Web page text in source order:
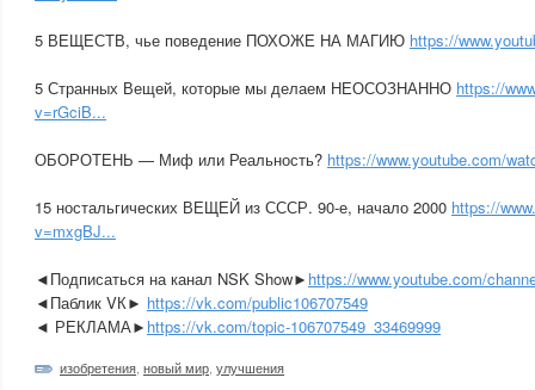
5 ВЕЩЕСТВ, чье поведение ПОХОЖЕ НА МАГИЮ https://
5 Странных Вещей, которые мы делаем НЕОСОЗНАННО https://
v=rGciB...
ОБОРОТЕНЬ — Миф или Реальность? https://www.youtube.com/
15 ностальгических ВЕЩЕЙ из СССР. 90-е, начало 2000 https://
v=mxgBJ...
◄Подписаться на канал NSK Show► https://www.youtube.com/
◄Паблик VК► https://vk.com/public106707549
◄ РЕКЛАМА► https://vk.com/topic-106707549_33469999
изобретения новый мир улучшения